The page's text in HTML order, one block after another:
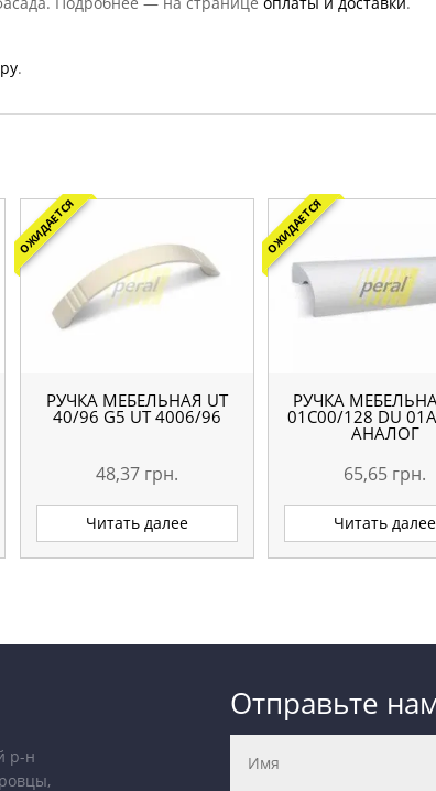
.
ОЖИДАЕТСЯ
РУЧКА МЕБЕЛЬНАЯ UТ
40/96 G5 UT 4006/96
48,37 грн.
Читать далее
ОЖИДАЕТСЯ
РУЧКА
01С00/128 DU
АНАЛОГ
65,65 грн.
Читать далее
р-н
Отправьте